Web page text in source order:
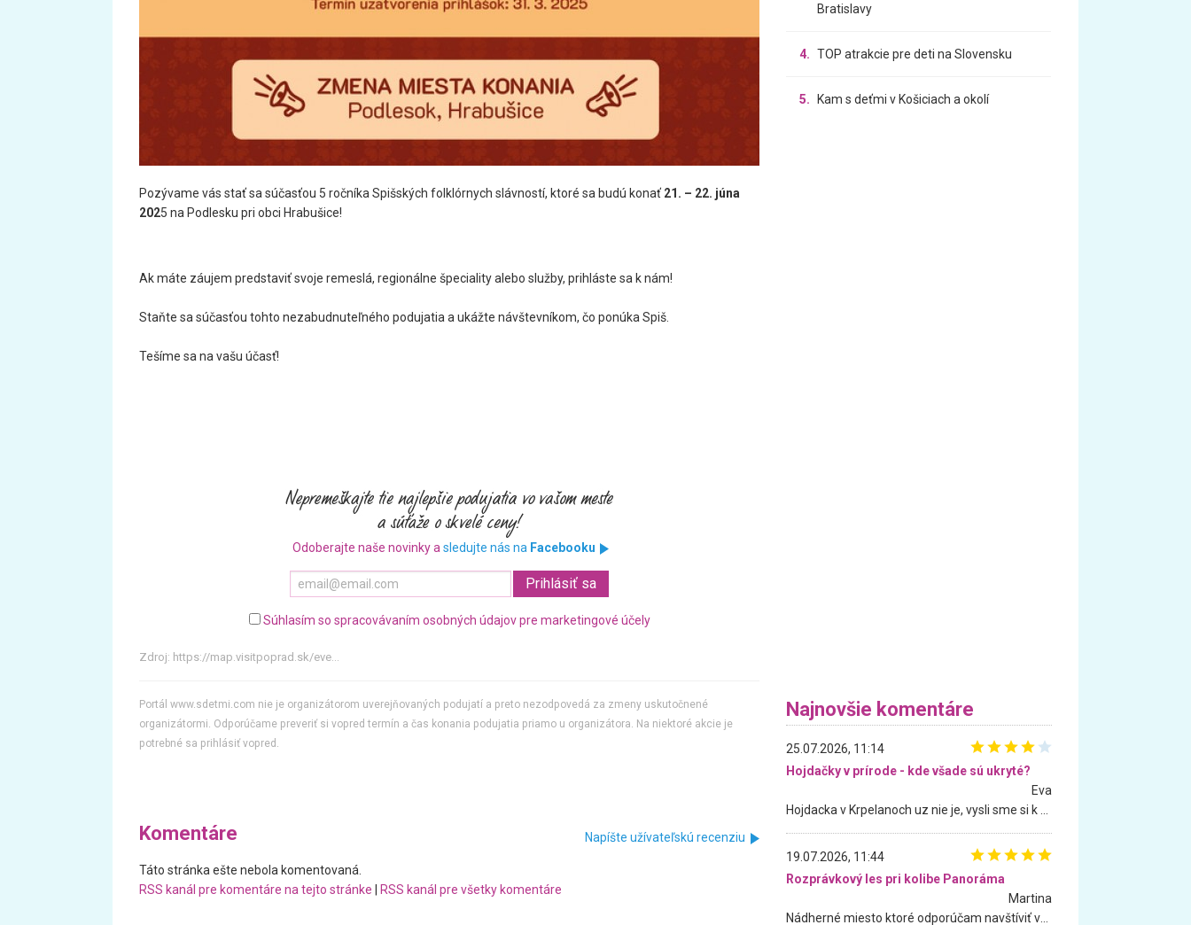
Pozývame vás stať sa súčasťou 5 ročníka Spišských folklórnych slávností, ktoré sa budú konať 21. – 22. júna
2025 na Podlesku pri obci Hrabušice!
Ak máte záujem predstaviť svoje remeslá, regionálne špeciality alebo služby, prihláste sa k nám!
Staňte sa súčasťou tohto nezabudnuteľného podujatia a ukážte návštevníkom, čo ponúka Spiš.
Tešíme sa na vašu účasť!
Odoberajte naše novinky a sledujte nás na Facebooku
Súhlasím so spracovávaním osobných údajov pre marketingové účely
Zdroj: https://map.visitpoprad.sk/eve...
Portál www.sdetmi.com nie je organizátorom uverejňovaných podujatí a preto nezodpovedá za zmeny uskutočnené
organizátormi. Odporúčame preveriť si vopred termín a čas konania podujatia priamo u organizátora. Na niektoré akcie je
potrebné sa prihlásiť vopred.
Komentáre Napíšte užívateľskú recenziu
Táto stránka ešte nebola komentovaná.
RSS kanál pre komentáre na tejto stránke
RSS kanál pre všetky komentáre
Bratislavy
4. TOP atrakcie pre deti na Slovensku
5. Kam s deťmi v Košiciach a okolí
Najnovšie komentáre
25.07.2026, 11:14
Hojdačky v prírode - kde všade sú ukryté?
Eva
19.07.2026, 11:44
Rozprávkový les pri kolibe Panoráma
Martina